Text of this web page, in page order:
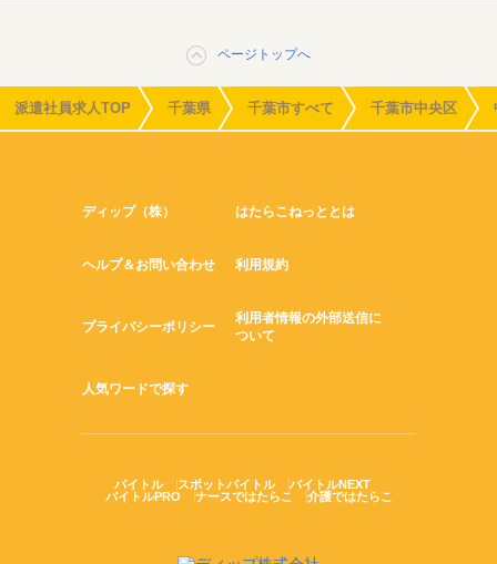
ページトップへ
派遣社員求人TOP 千葉県 千葉市すべて 千葉市中央区
ディップ（株） はたらこねっととは
ヘルプ＆お問い合わせ 利用規約
プライバシーポリシー
利用者情報の外部送信に
ついて
人気ワードで探す
バイトル スポットバイトル
バイトルNEXT
バイトルPRO
ナースではたらこ 介護ではたらこ